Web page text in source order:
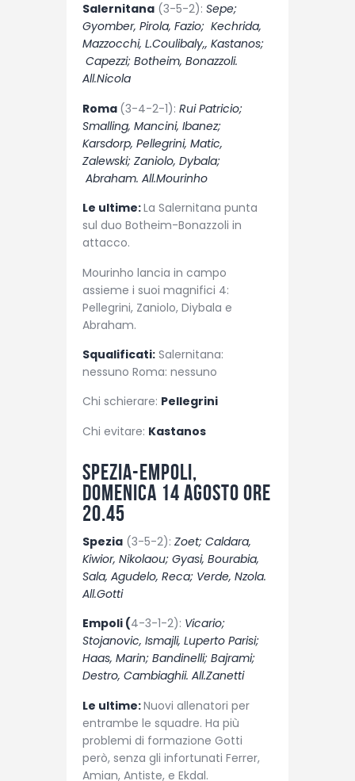
Salernitana (3-5-2): Sepe;
Gyomber, Pirola, Fazio; Kechrida,
Mazzocchi, L.Coulibaly,, Kastanos;
Capezzi; Botheim, Bonazzoli.
All.Nicola
Roma (3-4-2-1): Rui Patricio;
Smalling, Mancini, Ibanez;
Karsdorp, Pellegrini, Matic,
Zalewski; Zaniolo, Dybala;
Abraham. All.Mourinho
Le ultime:La Salernitana punta
sul duo Botheim-Bonazzoli in
attacco.
Mourinho lancia in campo
assieme i suoi magnifici 4:
Pellegrini, Zaniolo, Diybala e
Abraham.
Squalificati: Salernitana:
nessuno Roma: nessuno
Chi schierare: Pellegrini
Chi evitare: Kastanos
Spezia-Empoli,
domenica 14 agosto ore
20.45
Spezia (3-5-2): Zoet; Caldara,
Kiwior, Nikolaou; Gyasi, Bourabia,
Sala, Agudelo, Reca; Verde, Nzola.
All.Gotti
Empoli (4-3-1-2): Vicario;
Stojanovic, Ismajli, Luperto Parisi;
Haas, Marin; Bandinelli; Bajrami;
Destro, Cambiaghii. All.Zanetti
Le ultime:Nuovi allenatori per
entrambe le squadre. Ha più
problemi di formazione Gotti
però, senza gli infortunati Ferrer,
Amian, Antiste, e Ekdal.